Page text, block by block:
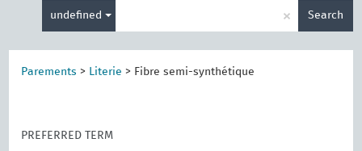
undefined × Search
Parements > Literie > Fibre semi-synthétique
PREFERRED TERM